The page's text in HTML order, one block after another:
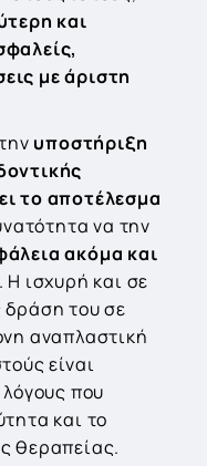
και
με άριστη
υποστήριξη
το αποτέλεσμα
να την
ακόμα και
. Η ισχυρή και σε
δράση του σε
αναπλαστική
είναι
που
και το
θεραπείας.